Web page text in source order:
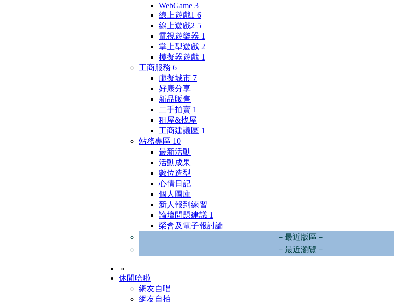
WebGame 3
線上遊戲1 6
線上遊戲2 5
電視遊樂器 1
掌上型遊戲 2
模擬器遊戲 1
工商服務 6
虛擬城市 7
好康分享
新品販售
二手拍賣 1
租屋&找屋
工商建議區 1
站務專區 10
最新活動
活動成果
數位造型
心情日記
個人圖庫
新人報到練習
論壇問題建議 1
榮會及電子報討論
－最近版區－
－最近瀏覽－
»
休閒哈啦
網友自唱
網友自拍